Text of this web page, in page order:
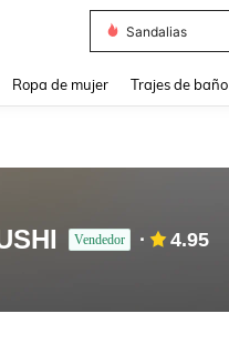
Sandalias
Ropa de mujer Trajes de baño
Vendedor 4.95